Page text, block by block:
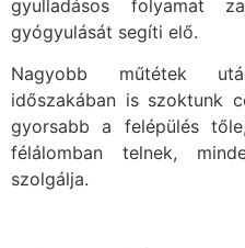
gyulladásos folyamat
gyógyulását segíti elő.
Nagyobb műtétek
időszakában is szoktunk
gyorsabb a felépülés
félálomban telnek,
szolgálja.